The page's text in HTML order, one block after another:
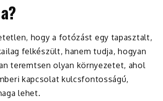
hogy a fotózást egy tapasztalt,
felkészült, hanem tudja, hogyan
teremtsen olyan környezetet, ahol
kapcsolat kulcsfontosságú,
lehet.